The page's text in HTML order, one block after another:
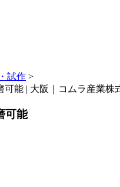
試作 >
可能 | 大阪｜コムラ産業株
可能